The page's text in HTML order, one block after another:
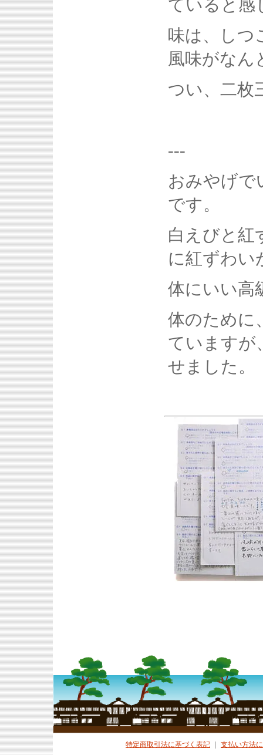
ていると感
味は、しつ
風味がなん
つい、二枚
---
おみやげで
です。
白えびと紅
に紅ずわい
体にいい高
体のために
ていますが
せました。
特定商取引法に基づく表記 支払い方法